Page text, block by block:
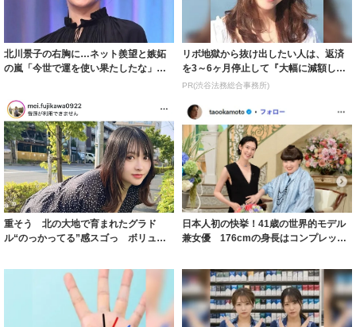
北川景子の右胸に…ネット羨望と嫉妬
の嵐「今世で運を使い果たしたな」
リボ地獄から抜け出したい人は、返済
を3～6ヶ月停止して『大幅に減額して
から返済す...
PR(渋谷法務総合事務所)
重そう 北の大地で育まれたグラド
ル“のっかってる”感スゴっ ボリュー
日本人初の快挙！41歳の世界的モデル
兼女優 176cmの身長はコンプレック